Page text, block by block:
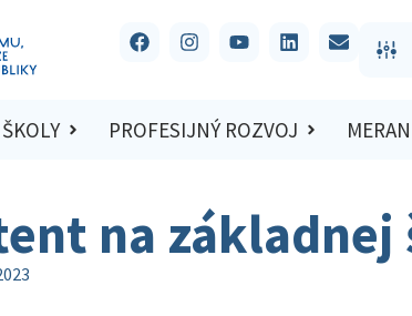
PROFESIJNÝ ROZVOJ
na základnej